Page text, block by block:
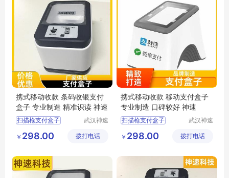
携式移动收款 条码收银支付
盒子 专业制造 精准识读 神速
扫描枪支付盒子
餐饮扫码支付盒子
武汉神速
公司
￥ 298.00 拨打电话
携式移动收款 移动支付盒子
专业制造 口碑较好 神速
扫描枪支付盒子
条码收银支付盒子
扫描枪支付盒子价格
武汉神速
公司
￥ 298.00 拨打电话